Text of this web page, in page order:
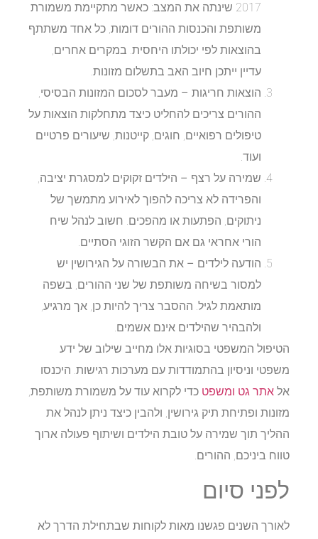
2017 שינתה את המצב: כאשר מתקיימת משמורת
משותפת והכנסות ההורים דומות, כל אחד משתתף
בהוצאות לפי יכולתו היחסית. במקרים אחרים,
עדיין ייתכן חיוב האב בתשלום מזונות.
הוצאות חריגות – מעבר לסכום המזונות הבסיסי,
ההורים צריכים להחליט כיצד מתחלקות הוצאות על
טיפולים רפואיים, חוגים, קייטנות, שיעורים פרטיים
ועוד.
שמירה על רצף – הילדים זקוקים למסגרת יציבה,
והפרידה לא צריכה להפוך לאירוע מתמשך של
ניתוקים, הפתעות או מהפכים. חשוב לנהל שיח
הורי אחראי גם אם הקשר הזוגי הסתיים.
הודעה לילדים – את הבשורה על הגירושין יש
למסור בשיחה משותפת של שני ההורים, בשפה
מותאמת לגיל. ההסבר צריך להיות כן, אך מרגיע,
ולהבהיר שהילדים אינם אשמים.
הטיפול המשפטי בסוגיות אלו מחייב שילוב של ידע
משפטי וניסיון בהתמודדות עם מערכות רגישות. היכנסו
אלאתר גט ומשפטכדי לקרוא עוד על משמורת משותפת,
מזונות ופתיחת תיק גירושין, ולהבין כיצד ניתן לנהל את
ההליך תוך שמירה על טובת הילדים ושיתוף פעולה ארוך
טווח ביניכם, ההורים.
לפני סיום
לאורך השנים פגשנו מאות לקוחות שבתחילת הדרך לא